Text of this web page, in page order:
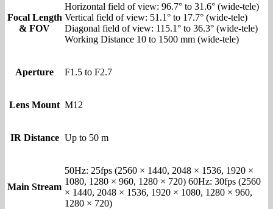
Focal Length
& FOV
Horizontal field of view: 96.7° to 31.6° (wide-tele)
Vertical field of view: 51.1° to 17.7° (wide-tele)
Diagonal field of view: 115.1° to 36.3° (wide-tele)
Working Distance 10 to 1500 mm (wide-tele)
Aperture F1.5 to F2.7
Lens Mount M12
IR Distance Up to 50 m
Main Stream
50Hz: 25fps (2560 × 1440, 2048 × 1536, 1920 ×
1080, 1280 × 960, 1280 × 720) 60Hz: 30fps (2560
× 1440, 2048 × 1536, 1920 × 1080, 1280 × 960,
1280 × 720)